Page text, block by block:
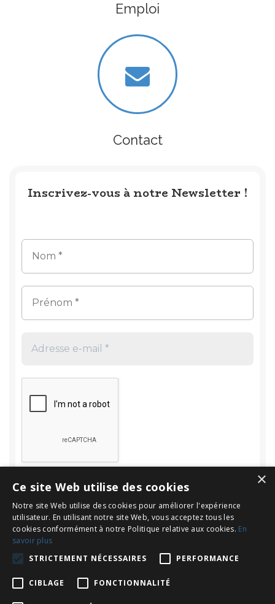
Emploi
Contact
Inscrivez-vous à notre Newsletter !
Rechercher
Rechercher :
×
Ce site Web utilise des cookies
Notre site Web utilise des cookies pour améliorer l'expérience
utilisateur. En utilisant notre site Web, vous acceptez tous les
cookies conformément à notre Politique relative aux cookies. En
savoir plus
STRICTEMENT NÉCESSAIRES
PERFORMANCE
CIBLAGE FONCTIONNALITÉ